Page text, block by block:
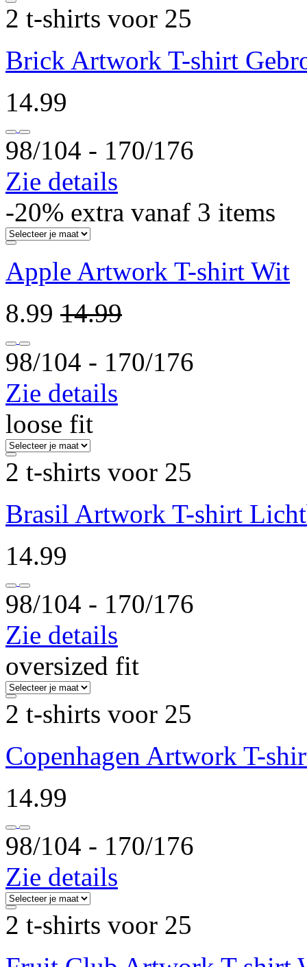
2 t-shirts voor 25
Brick Artwork T-shirt
14.99
98/104 ‐ 170/176
Zie details
-20% extra vanaf 3 items
Apple Artwork T-shirt Wit
8.99 14.99
98/104 ‐ 170/176
Zie details
loose fit
2 t-shirts voor 25
Brasil Artwork T-shirt
14.99
98/104 ‐ 170/176
Zie details
oversized fit
2 t-shirts voor 25
Copenhagen Artwork T-
14.99
98/104 ‐ 170/176
Zie details
2 t-shirts voor 25